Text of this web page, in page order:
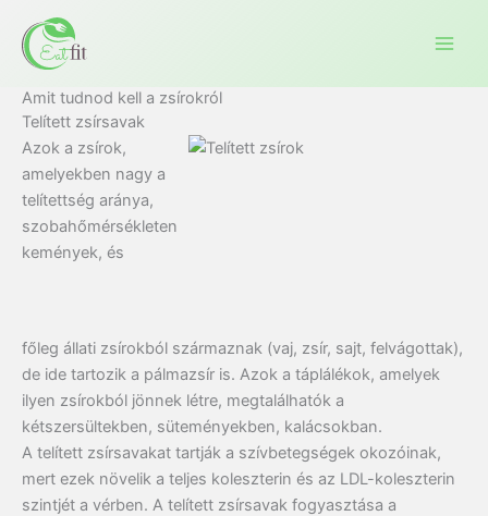
tartalomra
Amit tudnod kell a zsírokról
Telített zsírsavak
Azok a zsírok,
amelyekben nagy a
telítettség aránya,
szobahőmérsékleten
kemények, és
főleg állati zsírokból származnak (vaj, zsír, sajt, felvágottak),
de ide tartozik a pálmazsír is. Azok a táplálékok, amelyek
ilyen zsírokból jönnek létre, megtalálhatók a
kétszersültekben, süteményekben, kalácsokban.
A telített zsírsavakat tartják a szívbetegségek okozóinak,
mert ezek növelik a teljes koleszterin és az LDL-koleszterin
szintjét a vérben. A telített zsírsavak fogyasztása a